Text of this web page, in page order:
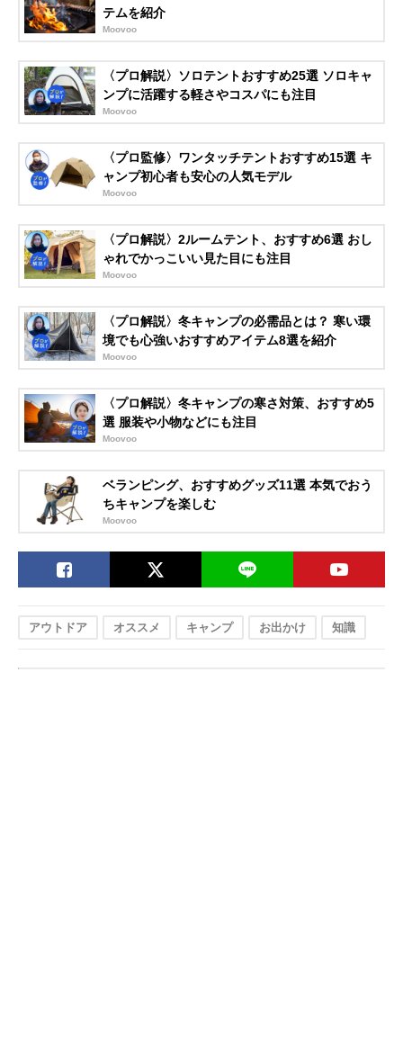
テムを紹介
Moovoo
〈プロ解説〉ソロテントおすすめ25選 ソロキャ
ンプに活躍する軽さやコスパにも注目
Moovoo
〈プロ監修〉ワンタッチテントおすすめ15選 キ
ャンプ初心者も安心の人気モデル
Moovoo
〈プロ解説〉2ルームテント、おすすめ6選 おし
ゃれでかっこいい見た目にも注目
Moovoo
〈プロ解説〉冬キャンプの必需品とは？ 寒い環
境でも心強いおすすめアイテム8選を紹介
Moovoo
〈プロ解説〉冬キャンプの寒さ対策、おすすめ5
選 服装や小物などにも注目
Moovoo
ベランピング、おすすめグッズ11選 本気でおう
ちキャンプを楽しむ
Moovoo
アウトドア オススメ キャンプ お出かけ 知識